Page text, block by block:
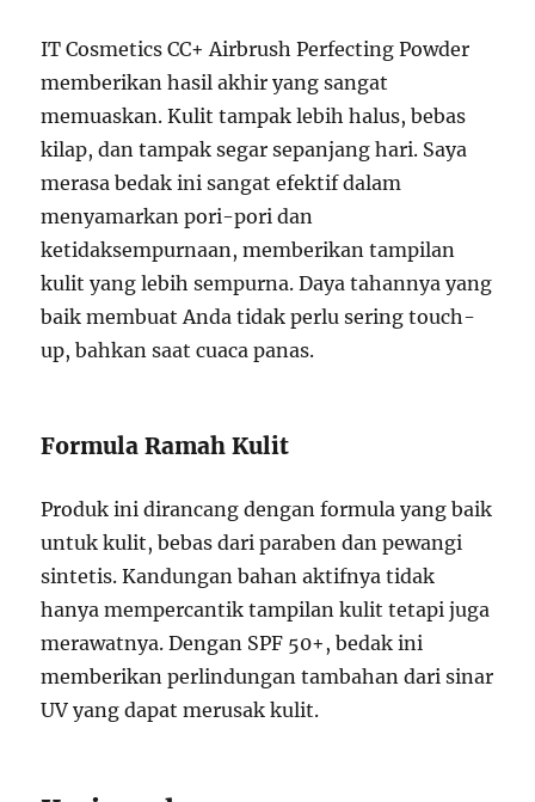
IT Cosmetics CC+ Airbrush Perfecting Powder
memberikan hasil akhir yang sangat
memuaskan. Kulit tampak lebih halus, bebas
kilap, dan tampak segar sepanjang hari. Saya
merasa bedak ini sangat efektif dalam
menyamarkan pori-pori dan
ketidaksempurnaan, memberikan tampilan
kulit yang lebih sempurna. Daya tahannya yang
baik membuat Anda tidak perlu sering touch-
up, bahkan saat cuaca panas.
Formula Ramah Kulit
Produk ini dirancang dengan formula yang baik
untuk kulit, bebas dari paraben dan pewangi
sintetis. Kandungan bahan aktifnya tidak
hanya mempercantik tampilan kulit tetapi juga
merawatnya. Dengan SPF 50+, bedak ini
memberikan perlindungan tambahan dari sinar
UV yang dapat merusak kulit.